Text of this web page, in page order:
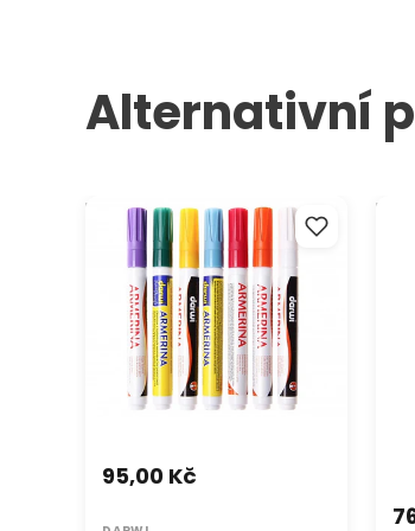
Alternativní
DARWI Armerina Fixy na
porcelán bez vypalování 2 mm
/ 6 ml
95,00 Kč